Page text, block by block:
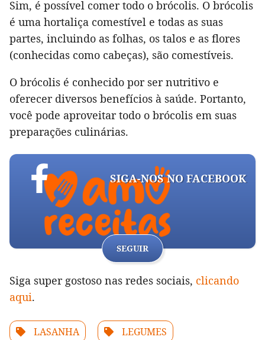
Sim, é possível comer todo o brócolis. O brócolis
é uma hortaliça comestível e todas as suas
partes, incluindo as folhas, os talos e as flores
(conhecidas como cabeças), são comestíveis.
O brócolis é conhecido por ser nutritivo e
oferecer diversos benefícios à saúde. Portanto,
você pode aproveitar todo o brócolis em suas
preparações culinárias.
SIGA-NOS NO FACEBOOK
SEGUIR
Siga super gostoso nas redes sociais, clicando
aqui.
LASANHA LEGUMES